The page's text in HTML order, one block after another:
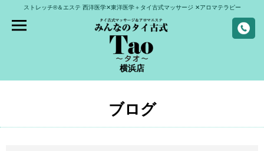
ストレッチ®＆エステ 西洋医学✕東洋医学＋タイ古式マッサージ ✕アロマテラピー
横浜店
ブログ